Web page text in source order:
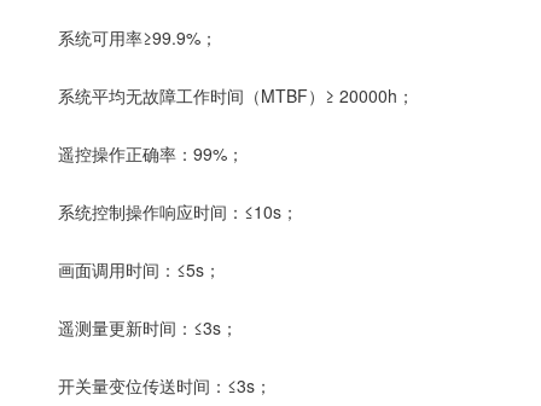
系统可用率≥99.9%；
系统平均无故障工作时间（MTBF）≥ 20000h；
遥控操作正确率：99%；
系统控制操作响应时间：≤10s；
画面调用时间：≤5s；
遥测量更新时间：≤3s；
开关量变位传送时间：≤3s；